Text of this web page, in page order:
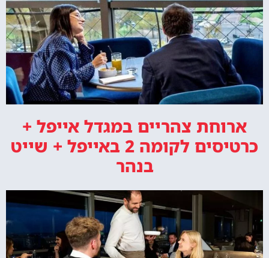
ארוחת צהריים במגדל אייפל +
כרטיסים לקומה 2 באייפל + שייט
בנהר